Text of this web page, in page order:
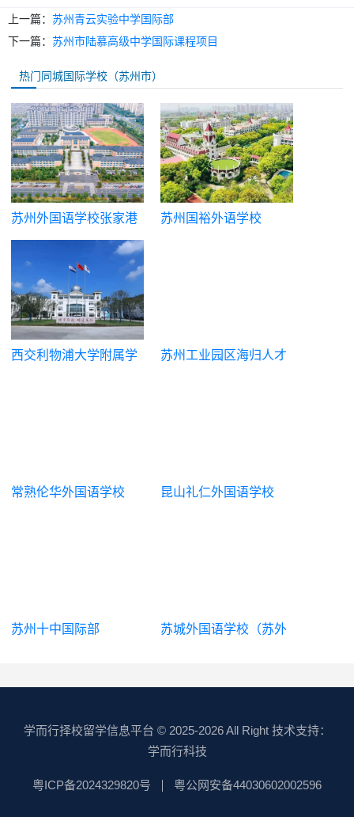
上一篇： 苏州青云实验中学国际部
下一篇： 苏州市陆慕高级中学国际课程项目
热门同城国际学校（苏州市）
苏州外国语学校张家港
校区
苏州国裕外语学校
西交利物浦大学附属学
苏州工业园区海归人才
常熟伦华外国语学校 昆山礼仁外国语学校
苏州十中国际部
苏城外国语学校（苏外
学而行择校留学信息平台 © 2025-2026 All Right 技术支持：
学而行科技
粤ICP备2024329820号 粤公网安备44030602002596